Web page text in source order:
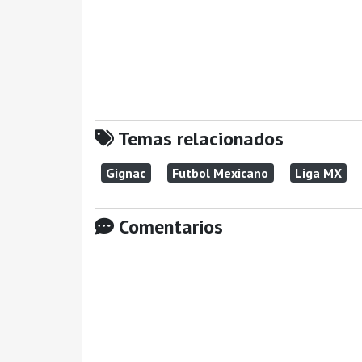
Temas relacionados
Gignac Futbol Mexicano Liga MX
Comentarios